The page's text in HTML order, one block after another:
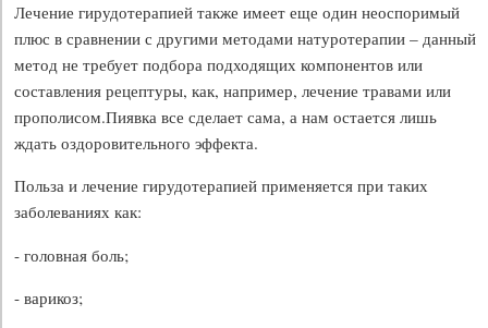
Лечение гирудотерапией также имеет еще один неоспоримый
плюс в сравнении с другими методами натуротерапии – данный
метод не требует подбора подходящих компонентов или
составления рецептуры, как, например, лечение травами или
прополисом.Пиявка все сделает сама, а нам остается лишь
ждать оздоровительного эффекта.
Польза и лечение гирудотерапией применяется при таких
заболеваниях как:
- головная боль;
- варикоз;